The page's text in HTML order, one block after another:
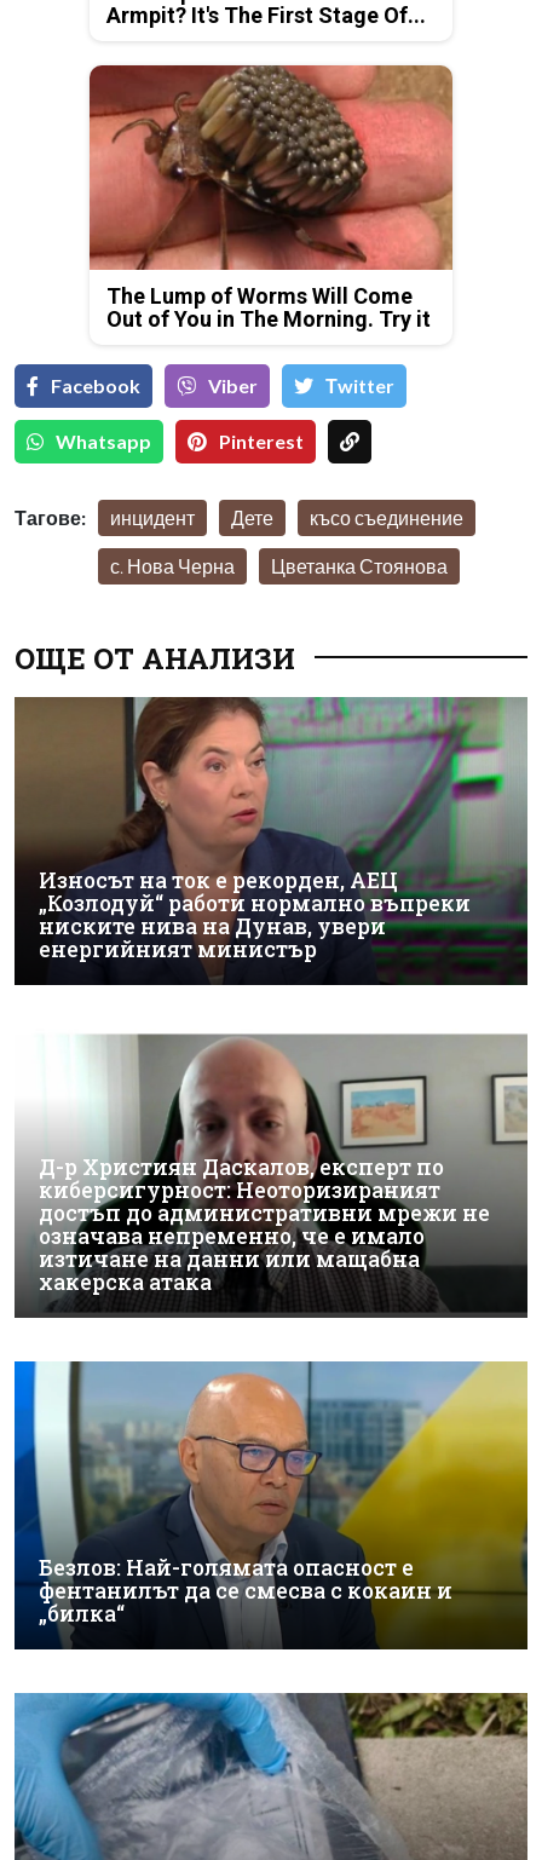
Armpit? It's The First Stage Of...
The Lump of Worms Will Come
Out of You in The Morning. Try it
Facebook Viber Тwitter
Whatsapp Pinterest
Тагове: инцидент Дете късо съединение
с. Нова Черна Цветанка Стоянова
ОЩЕ ОТ АНАЛИЗИ
Износът на ток е рекорден, АЕЦ
„Козлодуй“ работи нормално въпреки
ниските нива на Дунав, увери
енергийният министър
Д-р Християн Даскалов, експерт по
киберсигурност: Неоторизираният
достъп до административни мрежи не
означава непременно, че е имало
изтичане на данни или мащабна
хакерска атака
Безлов: Най-голямата опасност е
фентанилът да се смесва с кокаин и
„билка“